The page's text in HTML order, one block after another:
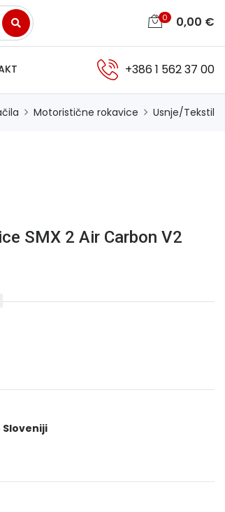
0 0,00 €
+386 1 562 37 00
Motoristične rokavice Usnje/Tekstil
SMX 2 Air Carbon V2